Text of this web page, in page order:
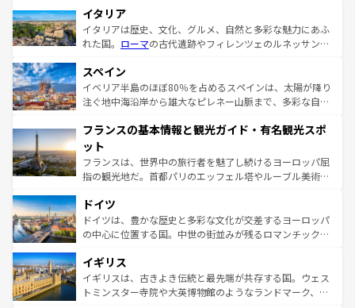
イタリア
イタリアは歴史、文化、グルメ、自然と多彩な魅力にあふ
れた国。 ローマの古代遺跡やフィレンツェのルネッサンス
ろん、トスカーナの美しい田園風景やアマルフィ海岸の絶
景など、自然景観も見逃せない。観光の合間には、本場の
ピザやパスタなど、絶品のイタリア料理を堪能することも
ませてくれるイタリアで、忘れられない旅をしてみよう！
なお、新着のイタリア情報は
しい。
スペイン
イベリア半島のほぼ80％を占めるスペインは、太陽が降り
注ぐ地中海沿岸から雄大なピレネー山脈まで、多彩な自然
文化が根付くこの国では、情熱的なフラメンコ、熱気あふ
れる闘牛、そして美味しいタパスが生活の一部となってい
る。首都マドリードの洗練された雰囲気や、バルセロナの
アートに溢れた街角から、地方では古代ローマ遺跡や中世
せる。地方によって風土や気候が異なるスペインはその個
性で訪れる人を魅了する。 なお、新着のスペイン情報は コ
ンテンツ一覧を参照してほしい。
フランスの基本情報と観光ガイド・有名観光スポ
ット
フランスは、世界中の旅行者を魅了し続けるヨーロッパ屈
指の観光地だ。首都パリのエッフェル塔やルーブル美術館
で、幅広い魅力が詰まっている。華麗な宮殿、歴史的な大
聖堂、美しいビーチ、そして豊かな自然が、訪れる者を心
から魅了する。また、フランスは美食の国としても知ら
いる。シャンパンの発祥地であるランス、プロヴァンスの
香り高いラベンダー畑など、多彩な楽しみ方が可能だ。さ
らに、パリ以外の地域にも魅力が溢れており、どの街角に
ドイツ
ドイツは、豊かな歴史と多彩な文化が交差するヨーロッパ
の中心に位置する国。中世の街並みが残るロマンチック街
顔を持つこの国は、どこを歩いても飽きることがない。ベ
ルリンの文化的活気、バイエルン州のアルプスの絶景、そ
してライン川沿いのワイン畑といった風景は必見。ビール
イギリス
イギリスは、古きよき伝統と最先端が共存する国。ウェス
トミンスター寺院や大英博物館のようなランドマーク、歴